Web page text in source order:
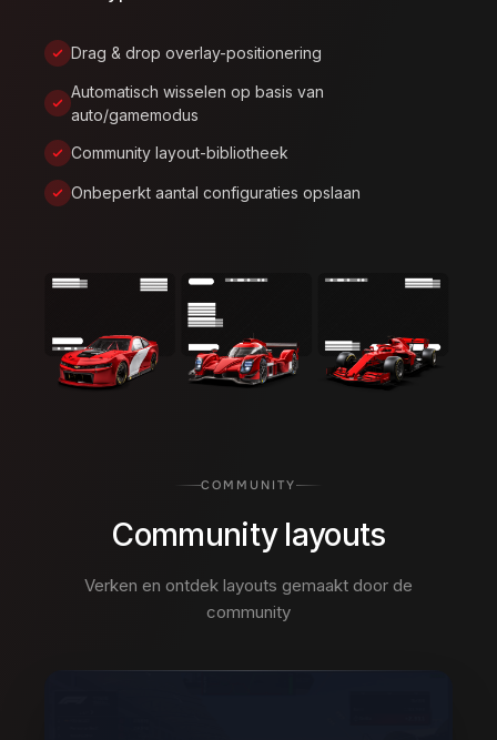
Drag & drop overlay-positionering
Automatisch wisselen op basis van
auto/gamemodus
Community layout-bibliotheek
Onbeperkt aantal configuraties opslaan
COMMUNITY
Community layouts
Verken en ontdek layouts gemaakt door de
community